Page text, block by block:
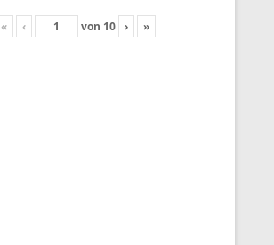
« ‹ von 10 › »